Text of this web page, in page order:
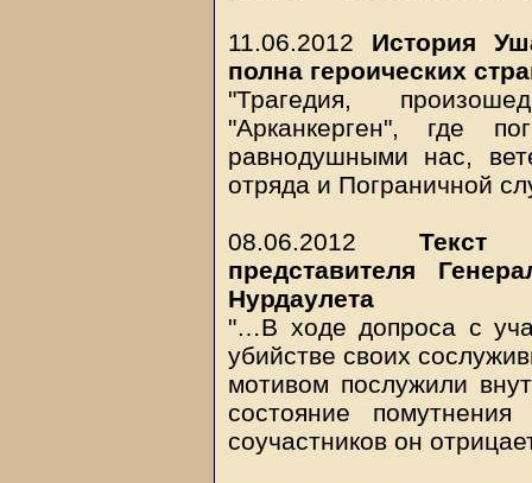
11.06.2012 История
полна героических
"Трагедия,
"Арканкерген", где
равнодушными нас,
отряда и Пограничной
08.06.2012Текст
представителя
Нурдаулета
"…В ходе допроса с
убийстве своих
мотивом послужили
состояние
соучастников он